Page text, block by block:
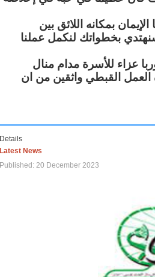
بمكانه اللائق بين
بخطواتك لنكمل عملنا
عزاء للأسرة مدام منال
العمل القبطي واثقين من ان
Details
Latest News
Published: 20 December 2023